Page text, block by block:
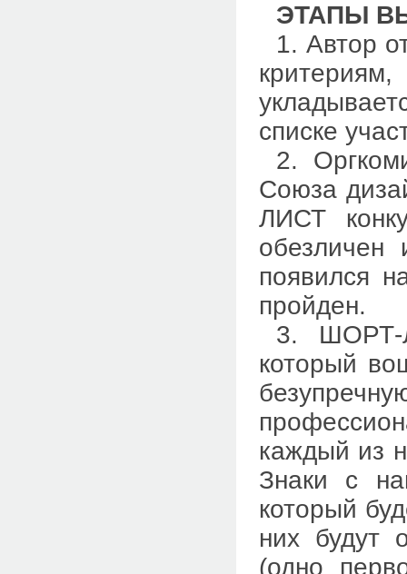
ЭТАПЫ
1. Автор
списке
2.
Союза
ЛИСТ
появился
пройден.
3. ШОРТ-
который
каждый из
Знаки с
который
них будут
(одно